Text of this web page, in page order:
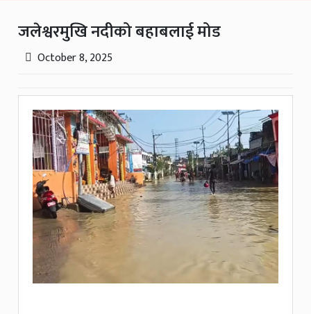
जलेश्वरमुखि नदीको बहाबलाई मोड
October 8, 2025